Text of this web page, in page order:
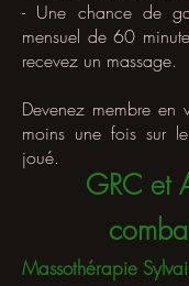
- Une chance de
mensuel de 60
recevez un massage.
Devenez membre en
moins une fois sur
joué.
GRC et
Massothérapie